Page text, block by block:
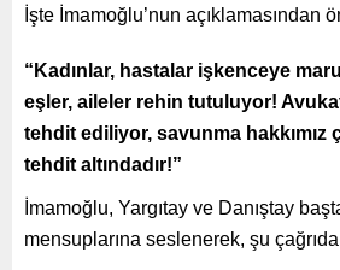
İşte İmamoğlu’nun açıklamasından
“Kadınlar, hastalar işkenceye
eşler, aileler rehin tutuluyor!
tehdit ediliyor, savunma hakkımız
tehdit altındadır!”
İmamoğlu, Yargıtay ve Danıştay
mensuplarına seslenerek, şu